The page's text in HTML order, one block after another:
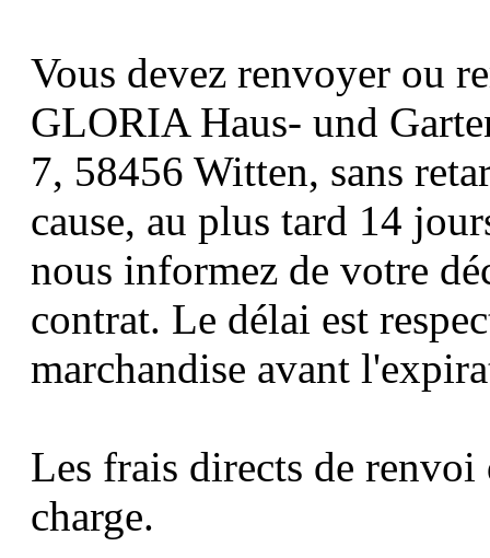
Vous devez renvoyer ou
GLORIA Haus- und
7, 58456 Witten, sans
cause, au plus tard 14
nous informez de votre
contrat. Le délai est
marchandise avant
Les frais directs de renvoi
charge.